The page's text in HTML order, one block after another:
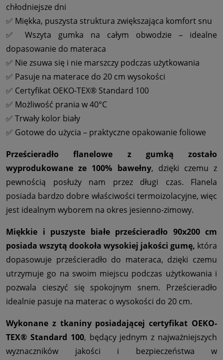
chłodniejsze dni
✅ Miękka, puszysta struktura zwiększająca komfort snu
✅ Wszyta gumka na całym obwodzie – idealne
dopasowanie do materaca
✅ Nie zsuwa się i nie marszczy podczas użytkowania
✅ Pasuje na materace do 20 cm wysokości
✅ Certyfikat OEKO-TEX® Standard 100
✅ Możliwość prania w 40°C
✅ Trwały kolor biały
✅ Gotowe do użycia – praktyczne opakowanie foliowe
Prześcieradło flanelowe z gumką zostało
wyprodukowane ze 100% bawełny, dzięki czemu z
pewnością posłuży nam przez długi czas. Flanela
posiada bardzo dobre właściwości termoizolacyjne, więc
jest idealnym wyborem na okres jesienno-zimowy.
Miękkie i puszyste białe prześcieradło 90x200 cm
posiada wszytą dookoła wysokiej jakości gumę, która
dopasowuje prześcieradło do materaca, dzięki czemu
utrzymuje go na swoim miejscu podczas użytkowania i
pozwala cieszyć się spokojnym snem. Prześcieradło
idealnie pasuje na materac o wysokości do 20 cm.
Wykonane z tkaniny posiadającej certyfikat OEKO-
TEX® Standard 100, będący jednym z najważniejszych
wyznaczników jakości i bezpieczeństwa w